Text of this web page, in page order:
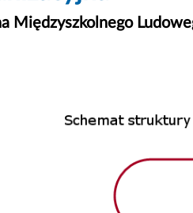
Międzyszkolnego